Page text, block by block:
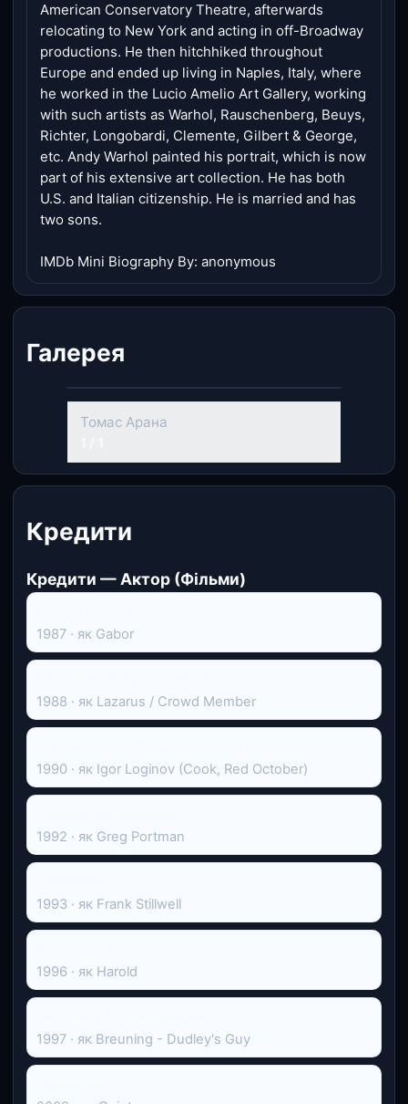
American Conservatory Theatre, afterwards
relocating to New York and acting in off-Broadway
productions. He then hitchhiked throughout
Europe and ended up living in Naples, Italy, where
he worked in the Lucio Amelio Art Gallery, working
with such artists as Warhol, Rauschenberg, Beuys,
Richter, Longobardi, Clemente, Gilbert & George,
etc. Andy Warhol painted his portrait, which is now
part of his extensive art collection. He has both
U.S. and Italian citizenship. He is married and has
two sons.
IMDb Mini Biography By: anonymous
Галерея
Томас Арана
Кредити
Кредити — Актор (Фільми)
1987 · як Gabor
1988 · як Lazarus / Crowd Member
1990 · як Igor Loginov (Cook, Red October)
1992 · як Greg Portman
1993 · як Frank Stillwell
1996 · як Harold
1997 · як Breuning - Dudley's Guy